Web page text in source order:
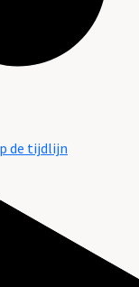
de tijdlijn